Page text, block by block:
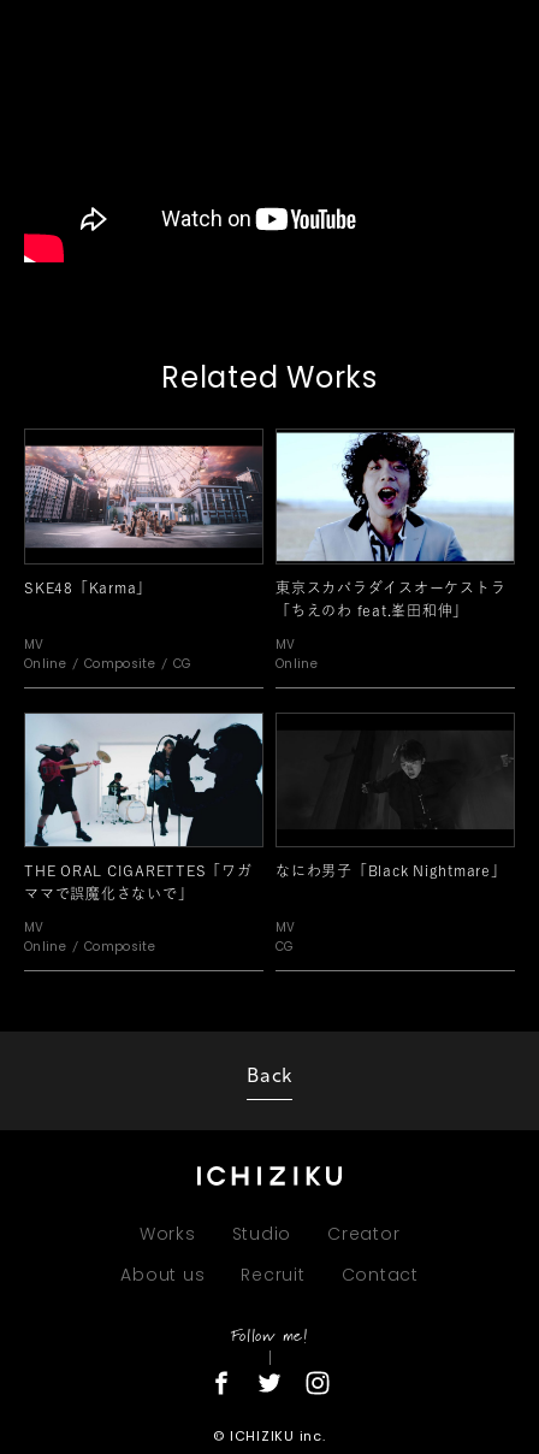
Related Works
SKE48「Karma」
MV
Online
Composite CG
東京スカパラダイスオーケストラ
「ちえのわ feat.峯田和伸」
MV
Online
THE ORAL CIGARETTES「ワガ
ママで誤魔化さないで」
MV
Online
Composite
なにわ男子「Black Nightmare」
MV
CG
Back
Works Studio Creator
About us Recruit Contact
Follow me!
© ICHIZIKU inc.